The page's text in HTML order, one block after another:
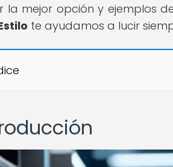
la mejor opción y ejemplos
te ayudamos a lucir